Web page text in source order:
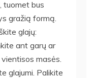
tuomet bus
gražią formą.
glajų:
ant garų ar
masės.
glajumi. Palikite